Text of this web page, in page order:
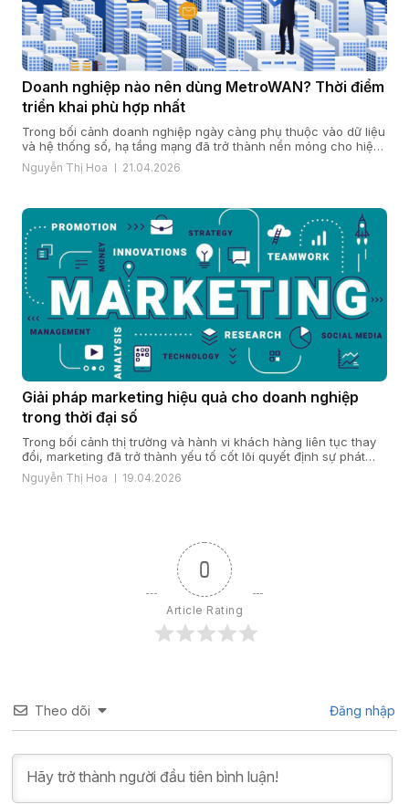
Doanh nghiệp nào nên dùng MetroWAN? Thời điểm
triển khai phù hợp nhất
Trong bối cảnh doanh nghiệp ngày càng phụ thuộc vào dữ liệu
và hệ thống số, hạ tầng mạng đã trở thành nền móng cho hiệu
quả vận hành và năng lực cạnh tranh. Khi quy mô mở rộng, chi
nhánh gia tăng và yêu cầu bảo mật, ổn định ngày càng cao,
Nguyễn Thị Hoa 21.04.2026
Giải pháp marketing hiệu quả cho doanh nghiệp
trong thời đại số
Trong bối cảnh thị trường và hành vi khách hàng liên tục thay
đổi, marketing đã trở thành yếu tố cốt lõi quyết định sự phát
triển của doanh nghiệp. Một giải pháp marketing hiệu quả nằm
ở cách doanh nghiệp hiểu khách hàng, xây dựng chiến lược
Nguyễn Thị Hoa 19.04.2026
0
Article Rating
Theo dõi Đăng nhập